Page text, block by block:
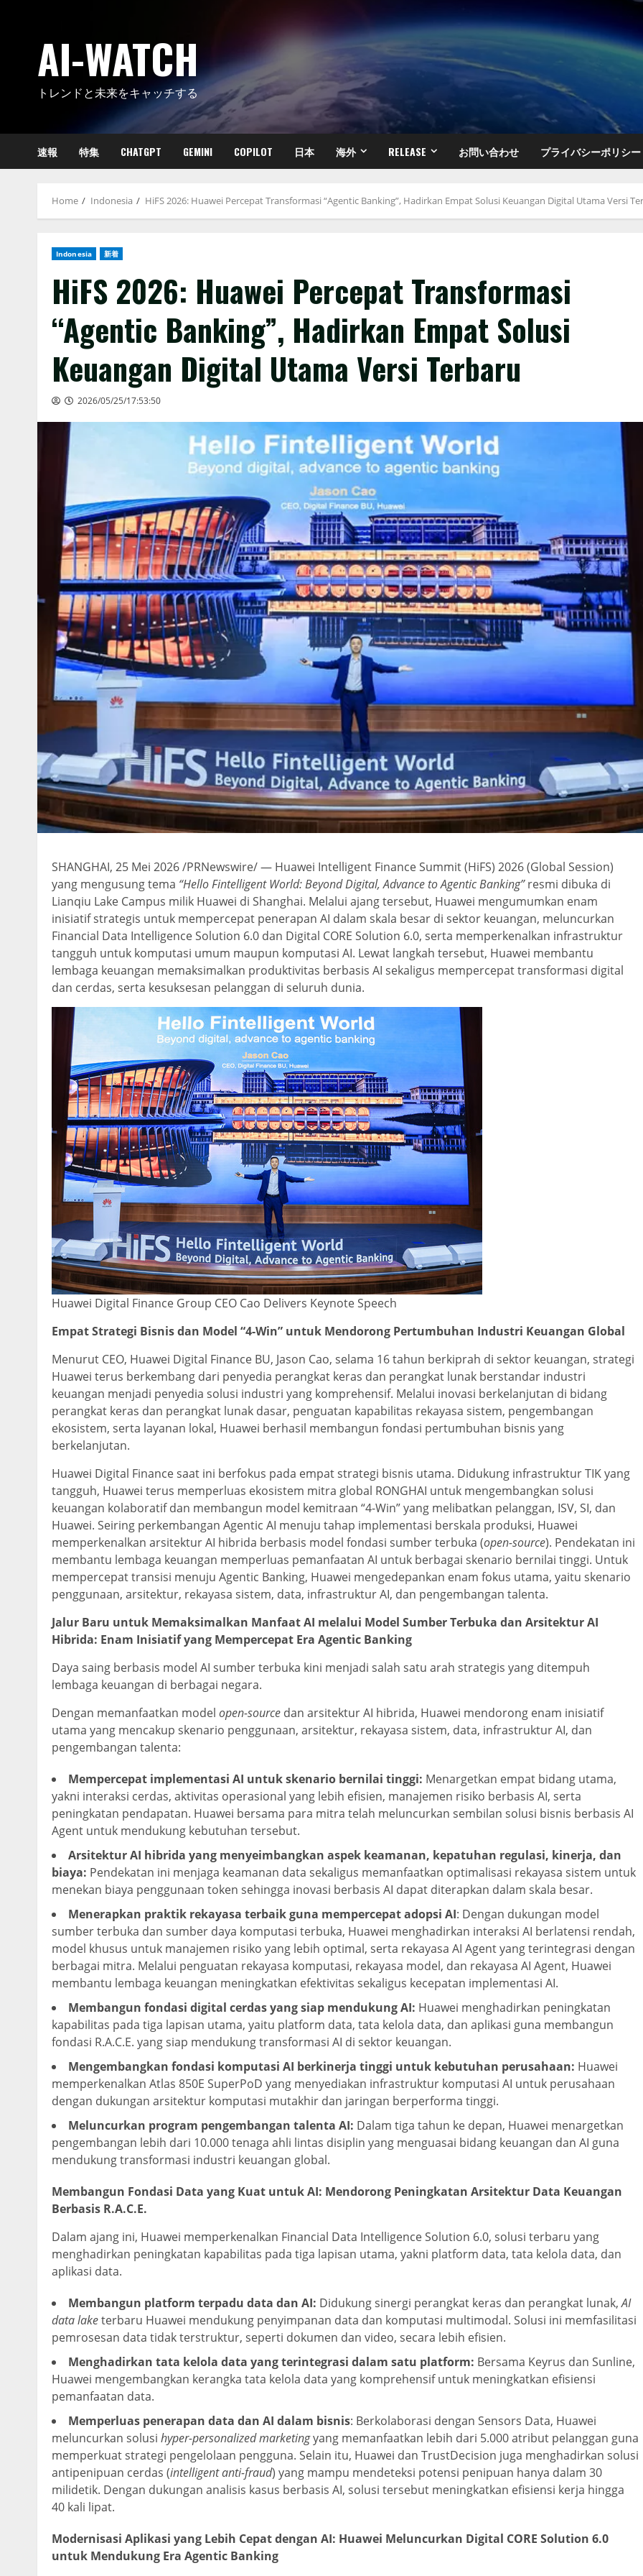
AI-WATCH
トレンドと未来をキャッチする
速報 特集 CHATGPT GEMINI COPILOT 日本 海外 RELEASE お問い合わせ プライバシーポリシー
Home Indonesia HiFS 2026: Huawei Percepat Transformasi “Agentic Banking”, Hadirkan Empat Solusi Keuangan Digital Utama Versi
Indonesia 新着
HiFS 2026: Huawei Percepat Transformasi
“Agentic Banking”, Hadirkan Empat Solusi
Keuangan Digital Utama Versi Terbaru
2026/05/25/17:53:50
SHANGHAI, 25 Mei 2026 /PRNewswire/ — Huawei Intelligent Finance Summit (HiFS) 2026 (Global Session)
yang mengusung tema “Hello Fintelligent World: Beyond Digital, Advance to Agentic Banking”resmi dibuka di
Lianqiu Lake Campus milik Huawei di Shanghai. Melalui ajang tersebut, Huawei mengumumkan enam
inisiatif strategis untuk mempercepat penerapan AI dalam skala besar di sektor keuangan, meluncurkan
Financial Data Intelligence Solution 6.0 dan Digital CORE Solution 6.0, serta memperkenalkan infrastruktur
tangguh untuk komputasi umum maupun komputasi AI. Lewat langkah tersebut, Huawei membantu
lembaga keuangan memaksimalkan produktivitas berbasis AI sekaligus mempercepat transformasi digital
dan cerdas, serta kesuksesan pelanggan di seluruh dunia.
Huawei Digital Finance Group CEO Cao Delivers Keynote Speech
Empat Strategi Bisnis dan Model “4-Win” untuk Mendorong Pertumbuhan Industri Keuangan Global
Menurut CEO, Huawei Digital Finance BU, Jason Cao, selama 16 tahun berkiprah di sektor keuangan, strategi
Huawei terus berkembang dari penyedia perangkat keras dan perangkat lunak berstandar industri
keuangan menjadi penyedia solusi industri yang komprehensif. Melalui inovasi berkelanjutan di bidang
perangkat keras dan perangkat lunak dasar, penguatan kapabilitas rekayasa sistem, pengembangan
ekosistem, serta layanan lokal, Huawei berhasil membangun fondasi pertumbuhan bisnis yang
berkelanjutan.
Huawei Digital Finance saat ini berfokus pada empat strategi bisnis utama. Didukung infrastruktur TIK yang
tangguh, Huawei terus memperluas ekosistem mitra global RONGHAI untuk mengembangkan solusi
keuangan kolaboratif dan membangun model kemitraan “4-Win” yang melibatkan pelanggan, ISV, SI, dan
Huawei. Seiring perkembangan Agentic AI menuju tahap implementasi berskala produksi, Huawei
memperkenalkan arsitektur AI hibrida berbasis model fondasi sumber terbuka (open-source). Pendekatan ini
membantu lembaga keuangan memperluas pemanfaatan AI untuk berbagai skenario bernilai tinggi. Untuk
mempercepat transisi menuju Agentic Banking, Huawei mengedepankan enam fokus utama, yaitu skenario
penggunaan, arsitektur, rekayasa sistem, data, infrastruktur AI, dan pengembangan talenta.
Jalur Baru untuk Memaksimalkan Manfaat AI melalui Model Sumber Terbuka dan Arsitektur AI
Hibrida: Enam Inisiatif yang Mempercepat Era Agentic Banking
Daya saing berbasis model AI sumber terbuka kini menjadi salah satu arah strategis yang ditempuh
lembaga keuangan di berbagai negara.
Dengan memanfaatkan model open-source dan arsitektur AI hibrida, Huawei mendorong enam inisiatif
utama yang mencakup skenario penggunaan, arsitektur, rekayasa sistem, data, infrastruktur AI, dan
pengembangan talenta:
Mempercepat implementasi AI untuk skenario bernilai tinggi: Menargetkan empat bidang utama,
yakni interaksi cerdas, aktivitas operasional yang lebih efisien, manajemen risiko berbasis AI, serta
peningkatan pendapatan. Huawei bersama para mitra telah meluncurkan sembilan solusi bisnis berbasis AI
Agent untuk mendukung kebutuhan tersebut.
Arsitektur AI hibrida yang menyeimbangkan aspek keamanan, kepatuhan regulasi, kinerja, dan
biaya: Pendekatan ini menjaga keamanan data sekaligus memanfaatkan optimalisasi rekayasa sistem untuk
menekan biaya penggunaan token sehingga inovasi berbasis AI dapat diterapkan dalam skala besar.
Menerapkan praktik rekayasa terbaik guna mempercepat adopsi AI: Dengan dukungan model
sumber terbuka dan sumber daya komputasi terbuka, Huawei menghadirkan interaksi AI berlatensi rendah,
model khusus untuk manajemen risiko yang lebih optimal, serta rekayasa AI Agent yang terintegrasi dengan
berbagai mitra. Melalui penguatan rekayasa komputasi, rekayasa model, dan rekayasa AI Agent, Huawei
membantu lembaga keuangan meningkatkan efektivitas sekaligus kecepatan implementasi AI.
Membangun fondasi digital cerdas yang siap mendukung AI: Huawei menghadirkan peningkatan
kapabilitas pada tiga lapisan utama, yaitu platform data, tata kelola data, dan aplikasi guna membangun
fondasi R.A.C.E. yang siap mendukung transformasi AI di sektor keuangan.
Mengembangkan fondasi komputasi AI berkinerja tinggi untuk kebutuhan perusahaan: Huawei
memperkenalkan Atlas 850E SuperPoD yang menyediakan infrastruktur komputasi AI untuk perusahaan
dengan dukungan arsitektur komputasi mutakhir dan jaringan berperforma tinggi.
Meluncurkan program pengembangan talenta AI: Dalam tiga tahun ke depan, Huawei menargetkan
pengembangan lebih dari 10.000 tenaga ahli lintas disiplin yang menguasai bidang keuangan dan AI guna
mendukung transformasi industri keuangan global.
Membangun Fondasi Data yang Kuat untuk AI: Mendorong Peningkatan Arsitektur Data Keuangan
Berbasis R.A.C.E.
Dalam ajang ini, Huawei memperkenalkan Financial Data Intelligence Solution 6.0, solusi terbaru yang
menghadirkan peningkatan kapabilitas pada tiga lapisan utama, yakni platform data, tata kelola data, dan
aplikasi data.
Membangun platform terpadu data dan AI: Didukung sinergi perangkat keras dan perangkat lunak,AI
data laketerbaru Huawei mendukung penyimpanan data dan komputasi multimodal. Solusi ini memfasilitasi
pemrosesan data tidak terstruktur, seperti dokumen dan video, secara lebih efisien.
Menghadirkan tata kelola data yang terintegrasi dalam satu platform: Bersama Keyrus dan Sunline,
Huawei mengembangkan kerangka tata kelola data yang komprehensif untuk meningkatkan efisiensi
pemanfaatan data.
Memperluas penerapan data dan AI dalam bisnis: Berkolaborasi dengan Sensors Data, Huawei
meluncurkan solusi hyper-personalized marketingyang memanfaatkan lebih dari 5.000 atribut pelanggan guna
memperkuat strategi pengelolaan pengguna. Selain itu, Huawei dan TrustDecision juga menghadirkan solusi
antipenipuan cerdas (intelligent anti-fraud) yang mampu mendeteksi potensi penipuan hanya dalam 30
milidetik. Dengan dukungan analisis kasus berbasis AI, solusi tersebut meningkatkan efisiensi kerja hingga
40 kali lipat.
Modernisasi Aplikasi yang Lebih Cepat dengan AI: Huawei Meluncurkan Digital CORE Solution 6.0
untuk Mendukung Era Agentic Banking